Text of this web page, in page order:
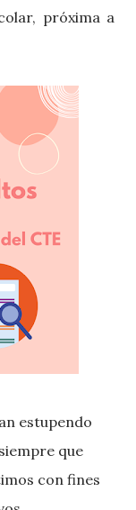
próxima a
que
con fines